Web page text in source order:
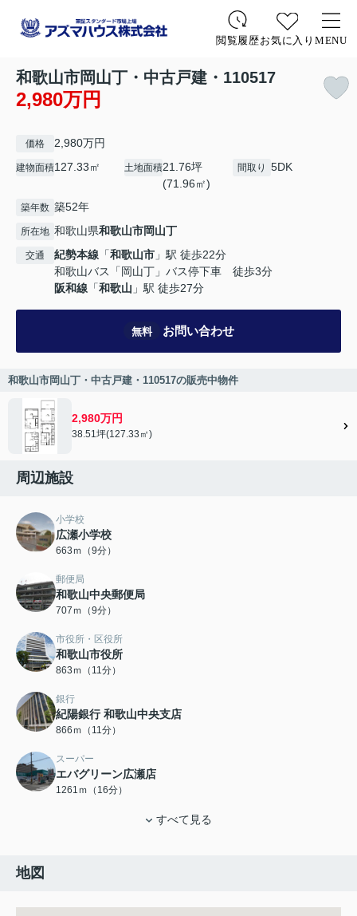
閲覧履歴お気に入り MENU
和歌山市岡山丁・中古戸建・110517
2,980万円
価格 2,980万円
建物面積127.33㎡ 土地面積21.76坪
(71.96㎡)
間取り 5DK
築年数 築52年
所在地 和歌山県和歌山市岡山丁
交通 紀勢本線 「和歌山市 」駅 徒歩22分
和歌山バス「岡山丁」バス停下車 徒歩3分
阪和線 「和歌山 」駅 徒歩27分
無料 お問い合わせ
和歌山市岡山丁・中古戸建・110517の販売中物件
2,980万円
38.51坪(127.33㎡)
周辺施設
小学校
広瀬小学校
663ｍ（9分）
郵便局
和歌山中央郵便局
707ｍ（9分）
市役所・区役所
和歌山市役所
863ｍ（11分）
銀行
紀陽銀行 和歌山中央支店
866ｍ（11分）
スーパー
エバグリーン広瀬店
1261ｍ（16分）
すべて見る
地図